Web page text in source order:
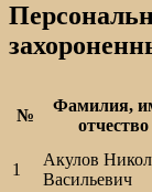
№
Фамилия,
отчество
1
Акулов
Васильевич